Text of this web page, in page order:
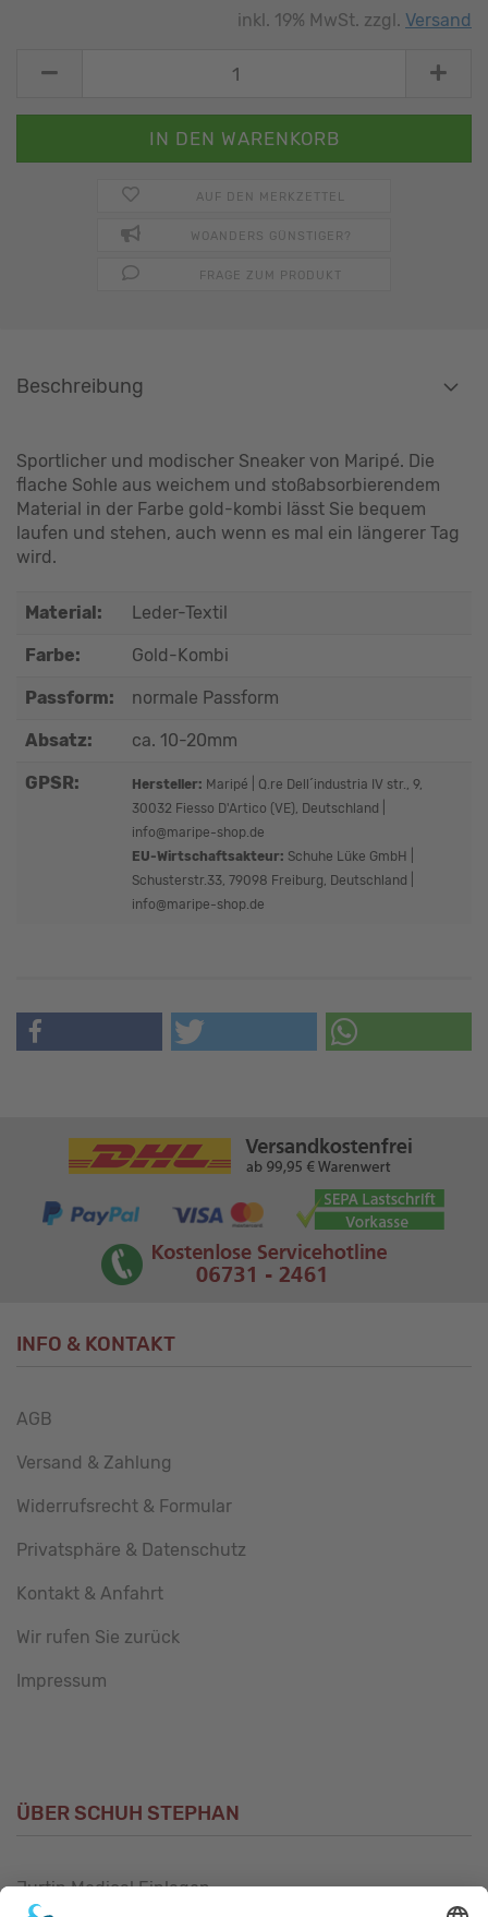
inkl. 19% MwSt. zzgl. Versand
AUF DEN MERKZETTEL
WOANDERS GÜNSTIGER?
FRAGE ZUM PRODUKT
Beschreibung
Sportlicher und modischer Sneaker von Maripé. Die
flache Sohle aus weichem und stoßabsorbierendem
Material in der Farbe gold-kombi lässt Sie bequem
laufen und stehen, auch wenn es mal ein längerer Tag
wird.
Material: Leder-Textil
Farbe: Gold-Kombi
Passform: normale Passform
Absatz: ca. 10-20mm
GPSR: Hersteller: Maripé | Q.re Dell´industria IV str., 9,
30032 Fiesso D'Artico (VE), Deutschland |
info@maripe-shop.de
EU-Wirtschaftsakteur: Schuhe Lüke GmbH |
Schusterstr.33, 79098 Freiburg, Deutschland |
info@maripe-shop.de
INFO & KONTAKT
AGB
Versand & Zahlung
Widerrufsrecht & Formular
Privatsphäre & Datenschutz
Kontakt & Anfahrt
Wir rufen Sie zurück
Impressum
ÜBER SCHUH STEPHAN
Jurtin Medical Einlagen